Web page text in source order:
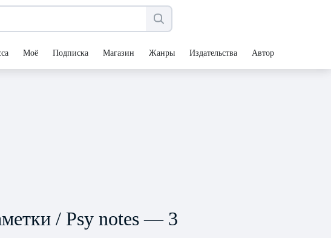
Моё Подписка Магазин Жанры Издательства Авторы
/ Psy notes — 3